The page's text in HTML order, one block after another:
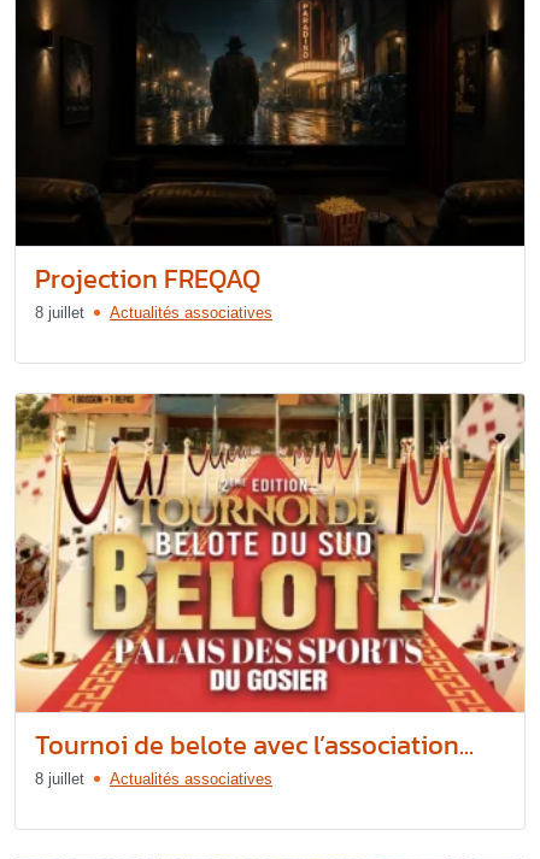
Projection FREQAQ
8 juillet Actualités associatives
Tournoi de belote avec l’association...
8 juillet Actualités associatives